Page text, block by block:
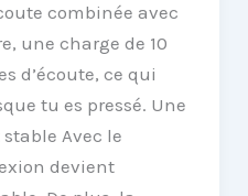
combinée avec
une charge de 10
d’écoute, ce qui
tu es pressé. Une
Avec le
devient